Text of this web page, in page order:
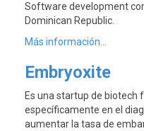
Software development
Dominican Republic.
Más información...
Embryoxite
Es una startup de
específicamente en el
aumentar la tasa de